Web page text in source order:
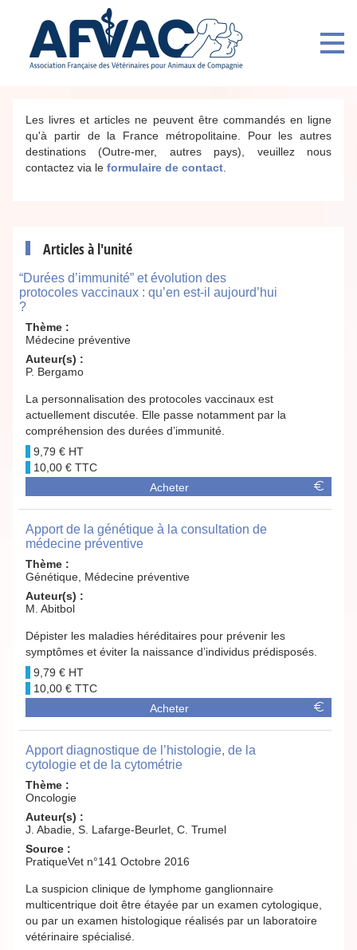
Les livres et articles ne peuvent être commandés en ligne
qu'à partir de la France métropolitaine. Pour les autres
destinations (Outre-mer, autres pays), veuillez nous
contactez via le formulaire de contact
Articles à l'unité
“Durées d’immunité” et évolution des
protocoles vaccinaux : qu’en est-il aujourd’hui
?
Thème :
Médecine préventive
Auteur(s) :
P. Bergamo
La personnalisation des protocoles vaccinaux est
actuellement discutée. Elle passe notamment par la
compréhension des durées d’immunité.
9,79 €
10,00 €
Acheter
Apport de la génétique à la consultation de
médecine préventive
Thème :
Génétique, Médecine préventive
Auteur(s) :
M. Abitbol
Dépister les maladies héréditaires pour prévenir les
symptômes et éviter la naissance d’individus prédisposés.
9,79 €
10,00 €
Acheter
Apport diagnostique de l’histologie, de la
cytologie et de la cytométrie
Thème :
Oncologie
Auteur(s) :
J. Abadie, S. Lafarge-Beurlet, C. Trumel
Source :
PratiqueVet n°141 Octobre 2016
La suspicion clinique de lymphome ganglionnaire
multicentrique doit être étayée par un examen cytologique,
ou par un examen histologique réalisés par un laboratoire
vétérinaire spécialisé.